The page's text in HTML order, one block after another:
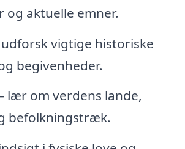
og aktuelle emner.
vigtige historiske
begivenheder.
lær om verdens lande,
befolkningstræk.